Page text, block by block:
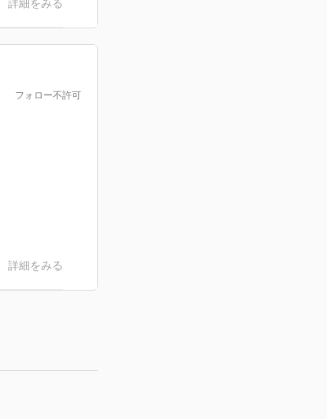
詳細をみる
フォロー不許可
詳細をみる